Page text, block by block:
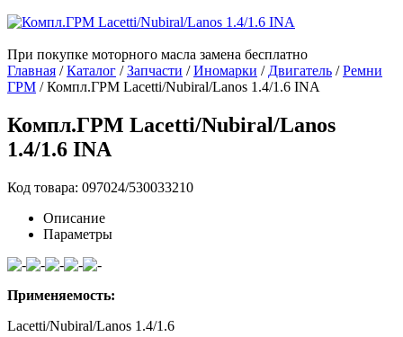
При покупке моторного масла замена бесплатно
Главная /Каталог /Запчасти /Иномарки / Двигатель /Ремни
ГРМ /Компл.ГРМ Lacetti/Nubiral/Lanos 1.4/1.6 INA
Компл.ГРМ Lacetti/Nubiral/Lanos
1.4/1.6 INA
Код товара: 097024/530033210
Описание
Параметры
Применяемость:
Lacetti/Nubiral/Lanos 1.4/1.6